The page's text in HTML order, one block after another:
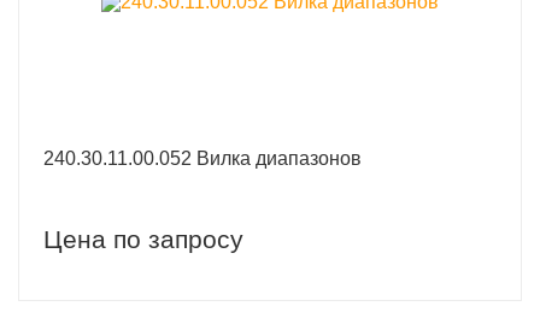
240.30.11.00.052 Вилка диапазонов
Цена по запросу